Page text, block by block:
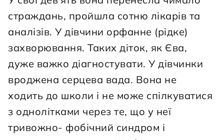
страждань, пройшла сотню лікарів та
аналізів. У дівчини орфанне (рідке)
захворювання. Таких діток, як Єва,
дуже важко діагностувати. У дівчинки
вроджена серцева вада. Вона не
ходить до школи і не може спілкуватися
з однолітками через те, що у неї
тривожно- фобічний синдром і